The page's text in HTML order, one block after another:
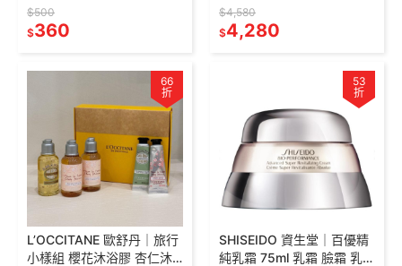
Mojito 護唇膏 護唇膠 潤唇
膏
$500
$360
31 29 黑茶
$4,580
$4,280
66
折
L’OCCITANE 歐舒丹｜旅行
小樣組 櫻花沐浴膠 杏仁沐
53
折
SHISEIDO 資生堂｜百優精
純乳霜 75ml 乳霜 臉霜 乳液